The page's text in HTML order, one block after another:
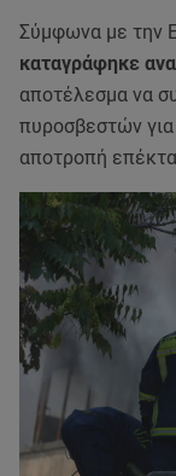
Σύμφωνα με την
καταγράφηκε
αποτέλεσμα να
πυροσβεστών για
αποτροπή